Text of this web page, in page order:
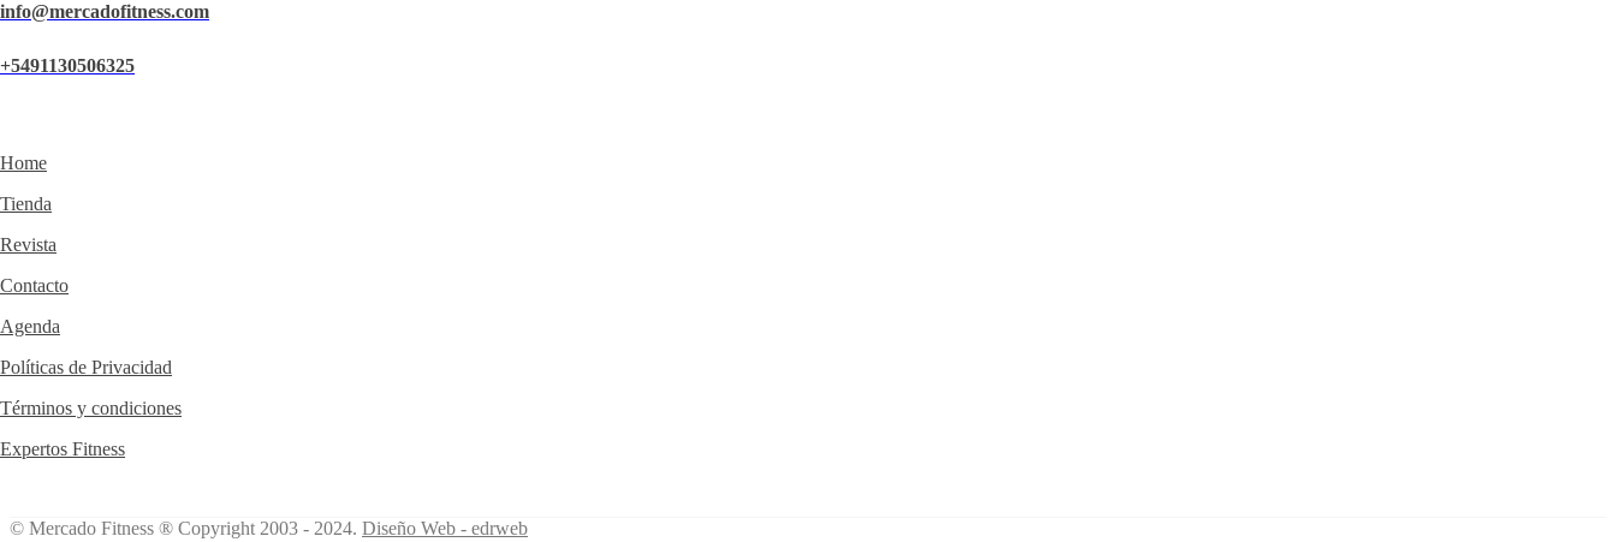
info@mercadofitness.com
+5491130506325
Home
Tienda
Revista
Contacto
Agenda
Políticas de Privacidad
Términos y condiciones
Expertos Fitness
© Mercado Fitness ® Copyright 2003 - 2024. Diseño Web - edrweb